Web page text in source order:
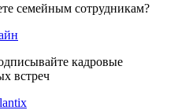
семейным сотрудникам?
кадровые
встреч